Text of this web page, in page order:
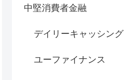
中堅消費者金融
デイリーキャッシング
ユーファイナンス